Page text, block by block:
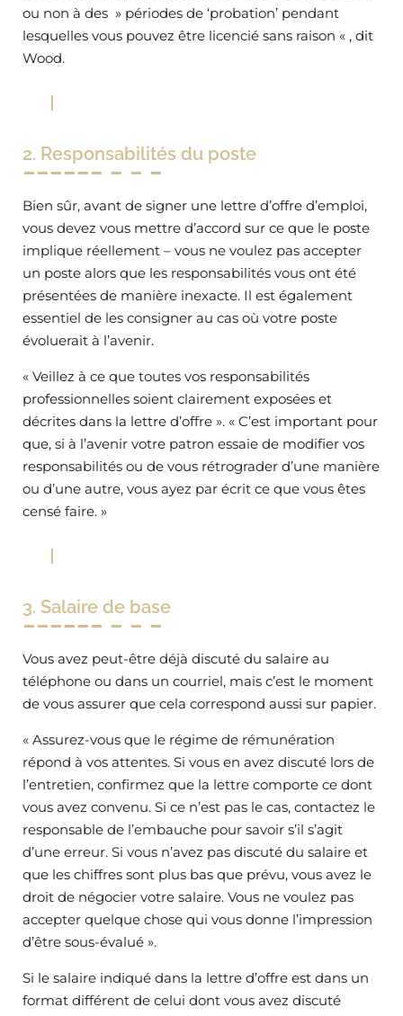
ou non à des » périodes de ‘probation’ pendant
lesquelles vous pouvez être licencié sans raison « , dit
Wood.
2. Responsabilités du poste
Bien sûr, avant de signer une lettre d’offre d’emploi,
vous devez vous mettre d’accord sur ce que le poste
implique réellement – vous ne voulez pas accepter
un poste alors que les responsabilités vous ont été
présentées de manière inexacte. Il est également
essentiel de les consigner au cas où votre poste
évoluerait à l’avenir.
« Veillez à ce que toutes vos responsabilités
professionnelles soient clairement exposées et
décrites dans la lettre d’offre ». « C’est important pour
que, si à l’avenir votre patron essaie de modifier vos
responsabilités ou de vous rétrograder d’une manière
ou d’une autre, vous ayez par écrit ce que vous êtes
censé faire. »
3. Salaire de base
Vous avez peut-être déjà discuté du salaire au
téléphone ou dans un courriel, mais c’est le moment
de vous assurer que cela correspond aussi sur papier.
« Assurez-vous que le régime de rémunération
répond à vos attentes. Si vous en avez discuté lors de
l’entretien, confirmez que la lettre comporte ce dont
vous avez convenu. Si ce n’est pas le cas, contactez le
responsable de l’embauche pour savoir s’il s’agit
d’une erreur. Si vous n’avez pas discuté du salaire et
que les chiffres sont plus bas que prévu, vous avez le
droit de négocier votre salaire. Vous ne voulez pas
accepter quelque chose qui vous donne l’impression
d’être sous-évalué ».
Si le salaire indiqué dans la lettre d’offre est dans un
format différent de celui dont vous avez discuté